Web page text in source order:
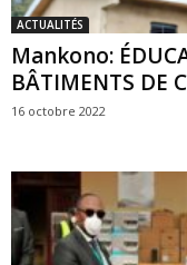
ACTUALITÉS
Mankono:
BÂTIMENTS DE
16 octobre 2022